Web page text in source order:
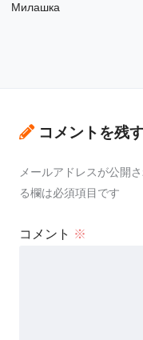
Милашка
コメントを残
メールアドレスが公開
る欄は必須項目です
コメント ※